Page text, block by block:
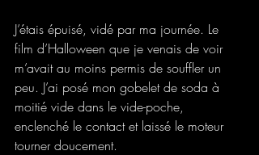
J’étais épuisé, vidé par ma journée. Le
film d’Halloween que je venais de voir
m’avait au moins permis de souffler un
peu. J’ai posé mon gobelet de soda à
moitié vide dans le vide-poche,
enclenché le contact et laissé le moteur
tourner doucement.